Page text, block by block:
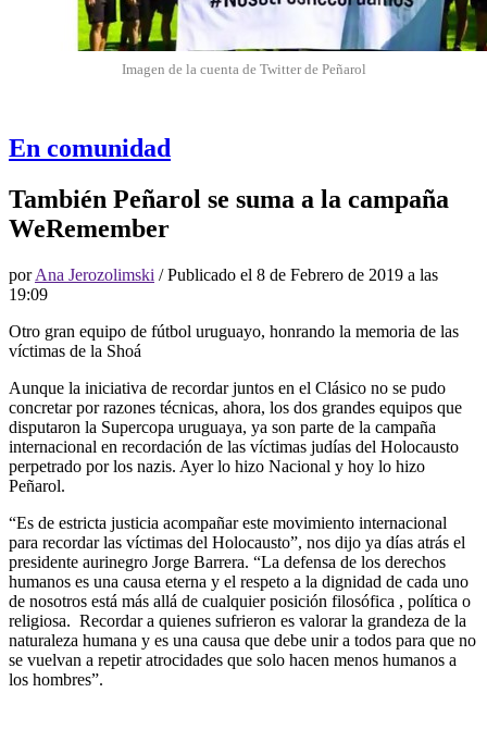
Imagen de la cuenta de Twitter de Peñarol
En comunidad
También Peñarol se suma a la campaña
WeRemember
porAna Jerozolimski / Publicado el 8 de Febrero de 2019 a las
19:09
Otro gran equipo de fútbol uruguayo, honrando la memoria de las
víctimas de la Shoá
Aunque la iniciativa de recordar juntos en el Clásico no se pudo
concretar por razones técnicas, ahora, los dos grandes equipos que
disputaron la Supercopa uruguaya, ya son parte de la campaña
internacional en recordación de las víctimas judías del Holocausto
perpetrado por los nazis. Ayer lo hizo Nacional y hoy lo hizo
Peñarol.
“Es de estricta justicia acompañar este movimiento internacional
para recordar las víctimas del Holocausto”, nos dijo ya días atrás el
presidente aurinegro Jorge Barrera. “La defensa de los derechos
humanos es una causa eterna y el respeto a la dignidad de cada uno
de nosotros está más allá de cualquier posición filosófica , política o
religiosa. Recordar a quienes sufrieron es valorar la grandeza de la
naturaleza humana y es una causa que debe unir a todos para que no
se vuelvan a repetir atrocidades que solo hacen menos humanos a
los hombres”.